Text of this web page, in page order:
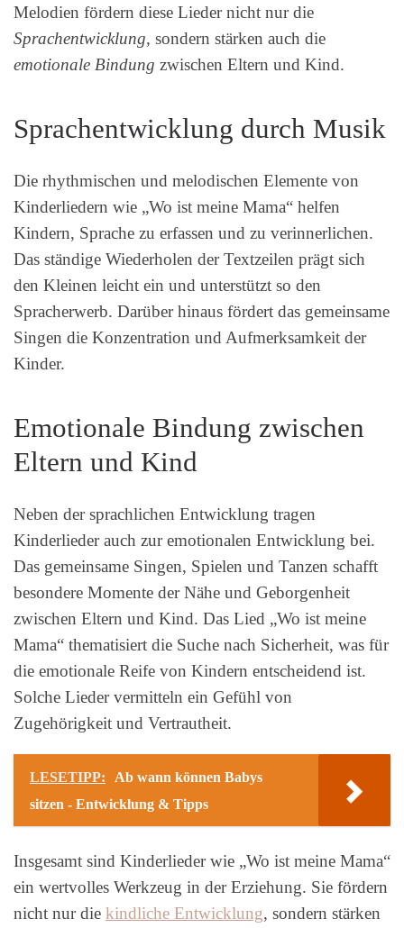
Melodien fördern diese Lieder nicht nur die
Sprachentwicklung, sondern stärken auch die
emotionale Bindung zwischen Eltern und Kind.
Sprachentwicklung durch Musik
Die rhythmischen und melodischen Elemente von
Kinderliedern wie „Wo ist meine Mama“ helfen
Kindern, Sprache zu erfassen und zu verinnerlichen.
Das ständige Wiederholen der Textzeilen prägt sich
den Kleinen leicht ein und unterstützt so den
Spracherwerb. Darüber hinaus fördert das gemeinsame
Singen die Konzentration und Aufmerksamkeit der
Kinder.
Emotionale Bindung zwischen
Eltern und Kind
Neben der sprachlichen Entwicklung tragen
Kinderlieder auch zur emotionalen Entwicklung bei.
Das gemeinsame Singen, Spielen und Tanzen schafft
besondere Momente der Nähe und Geborgenheit
zwischen Eltern und Kind. Das Lied „Wo ist meine
Mama“ thematisiert die Suche nach Sicherheit, was für
die emotionale Reife von Kindern entscheidend ist.
Solche Lieder vermitteln ein Gefühl von
Zugehörigkeit und Vertrautheit.
LESETIPP:
Ab wann können Babys
sitzen - Entwicklung & Tipps
Insgesamt sind Kinderlieder wie „Wo ist meine Mama“
ein wertvolles Werkzeug in der Erziehung. Sie fördern
nicht nur die kindliche Entwicklung, sondern stärken